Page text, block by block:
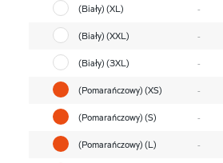
(Biały) (XL)
-
(Biały) (XXL)
-
(Biały) (3XL)
-
(Pomarańczowy) (XS)
-
(Pomarańczowy) (S)
-
(Pomarańczowy) (L)
-